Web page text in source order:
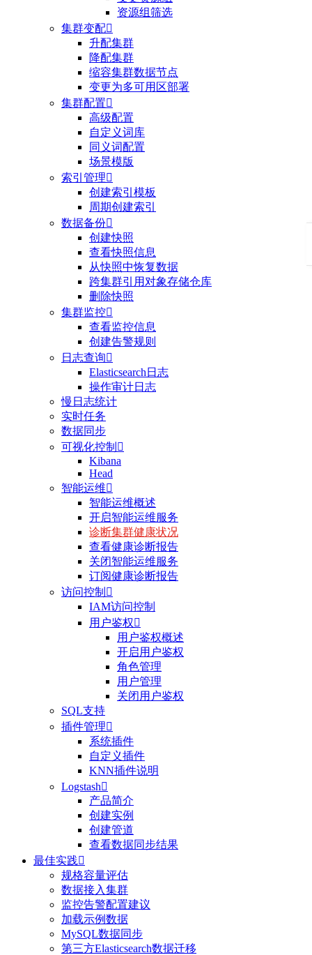
资源组筛选
集群变配
升配集群
降配集群
缩容集群数据节点
变更为多可用区部署
集群配置
高级配置
自定义词库
同义词配置
场景模版
索引管理
创建索引模板
周期创建索引
数据备份
创建快照
查看快照信息
从快照中恢复数据
跨集群引用对象存储仓库
删除快照
集群监控
查看监控信息
创建告警规则
日志查询
Elasticsearch日志
操作审计日志
慢日志统计
实时任务
数据同步
可视化控制 
Kibana
Head
智能运维
智能运维概述
开启智能运维服务
诊断集群健康状况
查看健康诊断报告
关闭智能运维服务
订阅健康诊断报告
访问控制 
IAM访问控制
用户鉴权
用户鉴权概述
开启用户鉴权
角色管理
用户管理
关闭用户鉴权
SQL支持
插件管理
系统插件
自定义插件
KNN插件说明
Logstash
产品简介
创建实例
创建管道
查看数据同步结果
最佳实践
规格容量评估
数据接入集群
监控告警配置建议
加载示例数据
MySQL数据同步
第三方Elasticsearch数据迁移